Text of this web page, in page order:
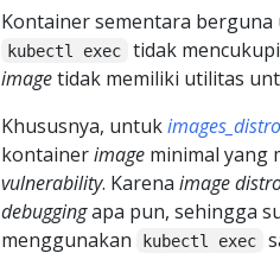
Kontainer sementara
kubectl exec
tidak
imagetidak memiliki utilitas
Khususnya, untuk
kontainerimage minimal yang
vulnerability. Karena image
debuggingapa pun, sehingga
menggunakan
kubectl exec